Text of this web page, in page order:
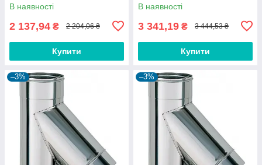
В наявності
2 137,94 ₴ 2 204,06 ₴
Купити
В наявності
3 341,19 ₴ 3 444,53 ₴
Купити
–3% –3%